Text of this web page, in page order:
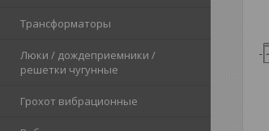
Трансформаторы
Люки / дождеприемники /
решетки чугунные
Грохот вибрационные